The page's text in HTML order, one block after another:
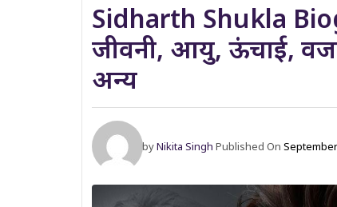
Sidharth Shukla
जीवनी, आयु, ऊंचाई,
अन्य
byNikita Singh Published On